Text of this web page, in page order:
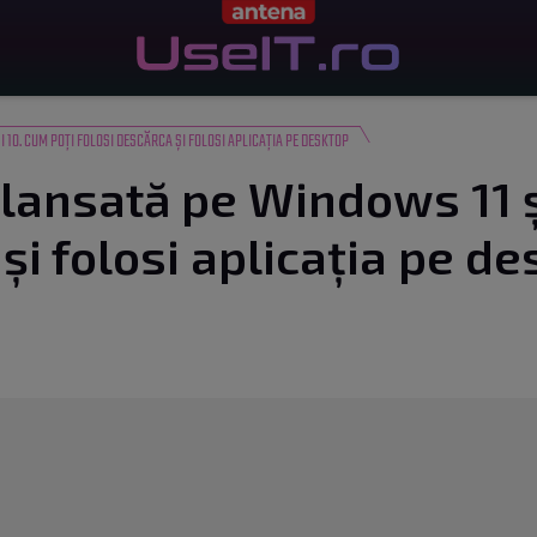
CUM POȚI FOLOSI DESCĂRCA ȘI FOLOSI APLICAȚIA PE DESKTOP
pe Windows 11
folosi aplicația pe